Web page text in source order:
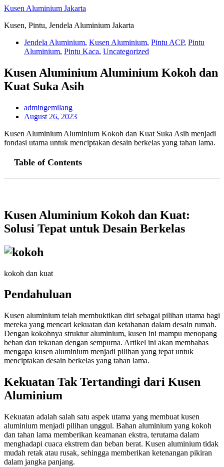
Skip
content
Kusen Aluminium Jakarta
Kusen, Pintu, Jendela Aluminium Jakarta
Jendela Aluminium, Kusen Aluminium, Pintu ACP, Pintu
Aluminium, Pintu Kaca, Uncategorized
Kusen Aluminium Aluminium Kokoh dan
Kuat Suka Asih
admingemilang
August 26, 2023
Kusen Aluminium Aluminium Kokoh dan Kuat Suka Asih menjadi
fondasi utama untuk menciptakan desain berkelas yang tahan lama.
Table of Contents
Kusen Aluminium Kokoh dan Kuat:
Solusi Tepat untuk Desain Berkelas
kokoh dan kuat
Pendahuluan
Kusen aluminium telah membuktikan diri sebagai pilihan utama bagi
mereka yang mencari kekuatan dan ketahanan dalam desain rumah.
Dengan kokohnya struktur aluminium, kusen ini mampu menopang
beban dan tekanan dengan sempurna. Artikel ini akan membahas
mengapa kusen aluminium menjadi pilihan yang tepat untuk
menciptakan desain berkelas yang tahan lama.
Kekuatan Tak Tertandingi dari Kusen
Aluminium
Kekuatan adalah salah satu aspek utama yang membuat kusen
aluminium menjadi pilihan unggul. Bahan aluminium yang kokoh
dan tahan lama memberikan keamanan ekstra, terutama dalam
menghadapi cuaca ekstrem dan beban berat. Kusen aluminium tidak
mudah retak atau rusak, sehingga memberikan ketenangan pikiran
dalam jangka panjang.